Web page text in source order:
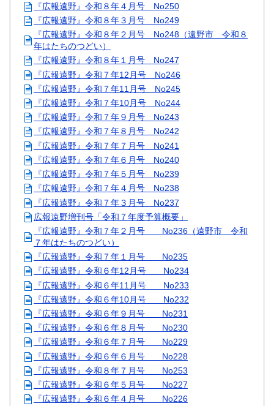
『広報遠野』令和８年４月号 No250
『広報遠野』令和８年３月号 No249
『広報遠野』令和８年２月号 No248（遠野市 令和８
年はたちのつどい）
『広報遠野』令和８年１月号 No247
『広報遠野』令和７年12月号 No246
『広報遠野』令和７年11月号 No245
『広報遠野』令和７年10月号 No244
『広報遠野』令和７年９月号 No243
『広報遠野』令和７年８月号 No242
『広報遠野』令和７年７月号 No241
『広報遠野』令和７年６月号 No240
『広報遠野』令和７年５月号 No239
『広報遠野』令和７年４月号 No238
『広報遠野』令和７年３月号 No237
広報遠野増刊号「令和７年度予算概要」
『広報遠野』令和７年２月号 No236（遠野市 令和
７年はたちのつどい）
『広報遠野』令和７年１月号 No235
『広報遠野』令和６年12月号 No234
『広報遠野』令和６年11月号 No233
『広報遠野』令和６年10月号 No232
『広報遠野』令和６年９月号 No231
『広報遠野』令和６年８月号 No230
『広報遠野』令和６年７月号 No229
『広報遠野』令和６年６月号 No228
『広報遠野』令和８年７月号 No253
『広報遠野』令和６年５月号 No227
『広報遠野』令和６年４月号 No226